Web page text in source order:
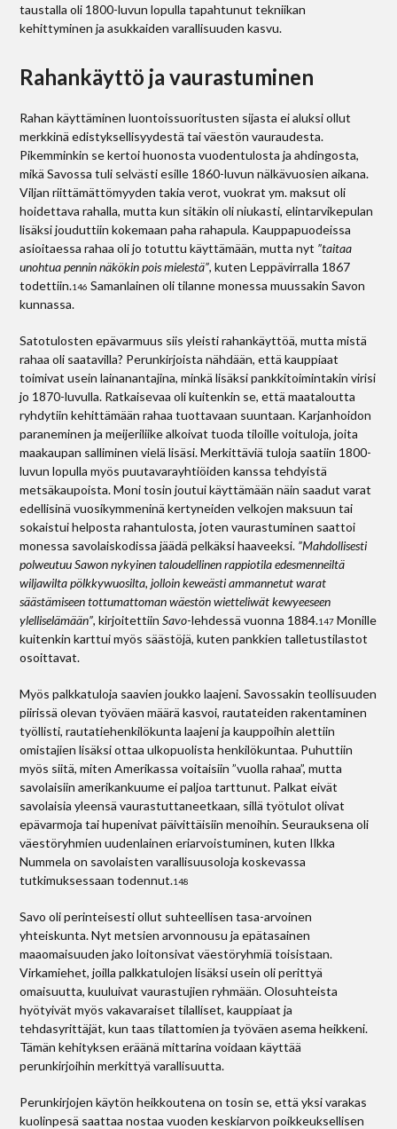
taustalla oli 1800-luvun lopulla tapahtunut tekniikan
kehittyminen ja asukkaiden varallisuuden kasvu.
Rahankäyttö ja vaurastuminen
Rahan käyttäminen luontoissuoritusten sijasta ei aluksi ollut
merkkinä edistyksellisyydestä tai väestön vauraudesta.
Pikemminkin se kertoi huonosta vuodentulosta ja ahdingosta,
mikä Savossa tuli selvästi esille 1860-luvun nälkävuosien aikana.
Viljan riittämättömyyden takia verot, vuokrat ym. maksut oli
hoidettava rahalla, mutta kun sitäkin oli niukasti, elintarvikepulan
lisäksi jouduttiin kokemaan paha rahapula. Kauppapuodeissa
asioitaessa rahaa oli jo totuttu käyttämään, mutta nyt ”taitaa
unohtua pennin näkökin pois mielestä”, kuten Leppävirralla 1867
todettiin.146 Samanlainen oli tilanne monessa muussakin Savon
kunnassa.
Satotulosten epävarmuus siis yleisti rahankäyttöä, mutta mistä
rahaa oli saatavilla? Perunkirjoista nähdään, että kauppiaat
toimivat usein lainanantajina, minkä lisäksi pankkitoimintakin virisi
jo 1870-luvulla. Ratkaisevaa oli kuitenkin se, että maataloutta
ryhdytiin kehittämään rahaa tuottavaan suuntaan. Karjanhoidon
paraneminen ja meijeriliike alkoivat tuoda tiloille voituloja, joita
maakaupan salliminen vielä lisäsi. Merkittäviä tuloja saatiin 1800-
luvun lopulla myös puutavarayhtiöiden kanssa tehdyistä
metsäkaupoista. Moni tosin joutui käyttämään näin saadut varat
edellisinä vuosikymmeninä kertyneiden velkojen maksuun tai
sokaistui helposta rahantulosta, joten vaurastuminen saattoi
monessa savolaiskodissa jäädä pelkäksi haaveeksi. ”Mahdollisesti
polweutuu Sawon nykyinen taloudellinen rappiotila edesmenneiltä
wiljawilta pölkkywuosilta, jolloin keweästi ammannetut warat
säästämiseen tottumattoman wäestön wietteliwät kewyeeseen
ylelliselämään”, kirjoitettiinSavo-lehdessä vuonna 1884.147 Monille
kuitenkin karttui myös säästöjä, kuten pankkien talletustilastot
osoittavat.
Myös palkkatuloja saavien joukko laajeni. Savossakin teollisuuden
piirissä olevan työväen määrä kasvoi, rautateiden rakentaminen
työllisti, rautatiehenkilökunta laajeni ja kauppoihin alettiin
omistajien lisäksi ottaa ulkopuolista henkilökuntaa. Puhuttiin
myös siitä, miten Amerikassa voitaisiin ”vuolla rahaa”, mutta
savolaisiin amerikankuume ei paljoa tarttunut. Palkat eivät
savolaisia yleensä vaurastuttaneetkaan, sillä työtulot olivat
epävarmoja tai hupenivat päivittäisiin menoihin. Seurauksena oli
väestöryhmien uudenlainen eriarvoistuminen, kuten Ilkka
Nummela on savolaisten varallisuusoloja koskevassa
tutkimuksessaan todennut.148
Savo oli perinteisesti ollut suhteellisen tasa-arvoinen
yhteiskunta. Nyt metsien arvonnousu ja epätasainen
maaomaisuuden jako loitonsivat väestöryhmiä toisistaan.
Virkamiehet, joilla palkkatulojen lisäksi usein oli perittyä
omaisuutta, kuuluivat vaurastujien ryhmään. Olosuhteista
hyötyivät myös vakavaraiset tilalliset, kauppiaat ja
tehdasyrittäjät, kun taas tilattomien ja työväen asema heikkeni.
Tämän kehityksen eräänä mittarina voidaan käyttää
perunkirjoihin merkittyä varallisuutta.
Perunkirjojen käytön heikkoutena on tosin se, että yksi varakas
kuolinpesä saattaa nostaa vuoden keskiarvon poikkeuksellisen